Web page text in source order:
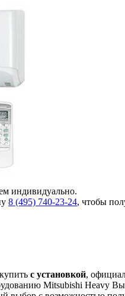
индивидуально.
8 (495) 740-23-24, чтобы
с установкой,
Mitsubishi Heavy